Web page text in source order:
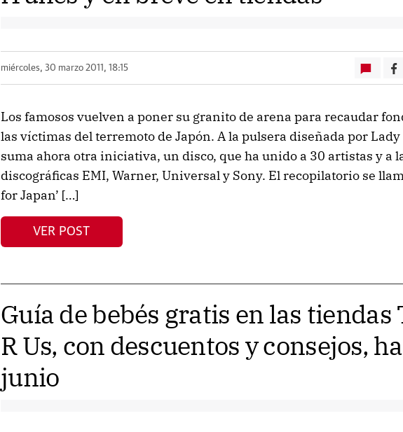
miércoles, 30 marzo 2011, 18:15
Los famosos vuelven a poner su granito de arena para recaudar
las víctimas del terremoto de Japón. A la pulsera diseñada por Lady
suma ahora otra iniciativa, un disco, que ha unido a 30 artistas y a
discográficas EMI, Warner, Universal y Sony. El recopilatorio se
for Japan’ […]
VER POST
Guía de bebés gratis en las tiendas
R Us, con descuentos y consejos,
junio